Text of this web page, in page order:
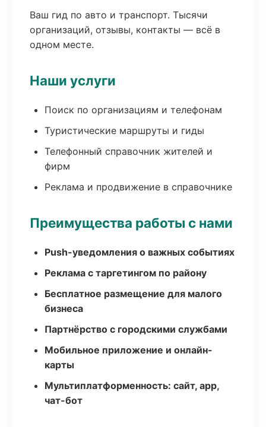
Ваш гид по авто и транспорт. Тысячи
организаций, отзывы, контакты — всё в
одном месте.
Наши услуги
Поиск по организациям и телефонам
Туристические маршруты и гиды
Телефонный справочник жителей и
фирм
Реклама и продвижение в справочнике
Преимущества работы с нами
Push-уведомления о важных событиях
Реклама с таргетингом по району
Бесплатное размещение для малого
бизнеса
Партнёрство с городскими службами
Мобильное приложение и онлайн-
карты
Мультиплатформенность: сайт, app,
чат-бот